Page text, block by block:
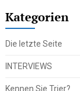
Kategorien
Die letzte Seite
INTERVIEWS
Kennen Sie Trier?